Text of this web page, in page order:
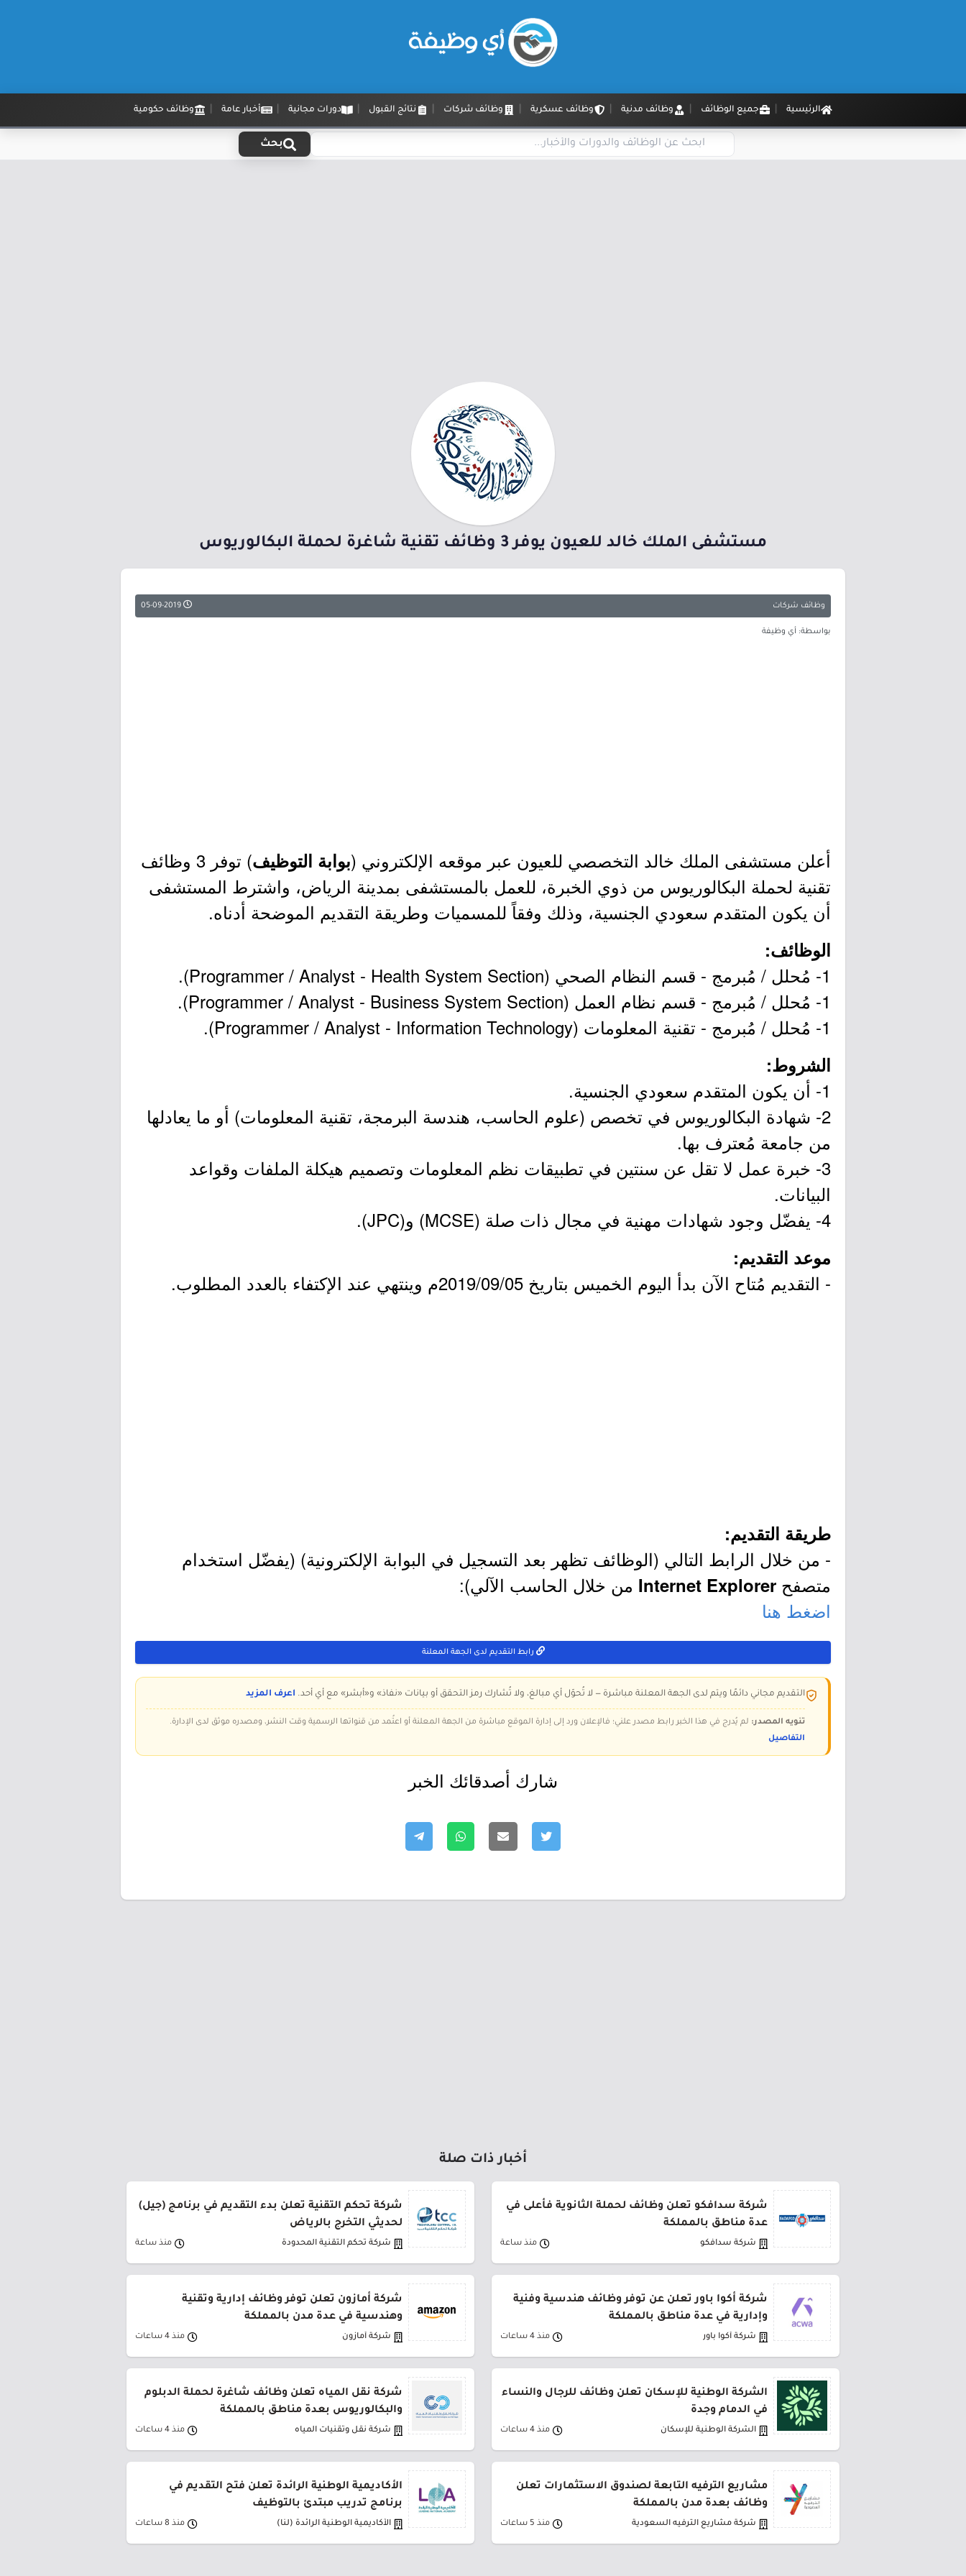
الرئيسية جميع الوظائف وظائف مدنية وظائف عسكرية وظائف شركات نتائج القبول دورات مجانية أخبار عامة وظائف حكومية
بحث
مستشفى الملك خالد للعيون يوفر 3 وظائف تقنية شاغرة لحملة البكالوريوس
وظائف شركات
بواسطة: أي وظيفة
أعلن مستشفى الملك خالد التخصصي للعيون عبر موقعه الإلكتروني (بوابة التوظيف
) توفر 3 وظائف
تقنية لحملة البكالوريوس من ذوي الخبرة، للعمل بالمستشفى بمدينة الرياض، واشترط المستشفى
أن يكون المتقدم سعودي الجنسية، وذلك وفقاً للمسميات وطريقة التقديم الموضحة أدناه.
الوظائف:
1- مُحلل / مُبرمج - قسم النظام الصحي (Programmer / Analyst - Health System Section).
1- مُحلل / مُبرمج - قسم نظام العمل (Programmer / Analyst - Business System Section).
1- مُحلل / مُبرمج - تقنية المعلومات (Programmer / Analyst - Information Technology).
الشروط:
1- أن يكون المتقدم سعودي الجنسية.
2- شهادة البكالوريوس في تخصص (علوم الحاسب، هندسة البرمجة، تقنية المعلومات) أو ما يعادلها
من جامعة مُعترف بها.
3- خبرة عمل لا تقل عن سنتين في تطبيقات نظم المعلومات وتصميم هيكلة الملفات وقواعد
البيانات.
4- يفضّل وجود شهادات مهنية في مجال ذات صلة (MCSE) و(JPC).
موعد التقديم:
- التقديم مُتاح الآن بدأ اليوم الخميس بتاريخ 2019/09/05م وينتهي عند الإكتفاء بالعدد المطلوب.
طريقة التقديم:
- من خلال الرابط التالي (الوظائف تظهر بعد التسجيل في البوابة الإلكترونية) (يفضّل استخدام
متصفح Internet Explorer من خلال الحاسب الآلي):
اضغط هنا
رابط التقديم لدى الجهة المعلنة
التقديم مجاني دائمًا ويتم لدى الجهة المعلنة مباشرة — لا تُحوّل أي مبالغ، ولا تُشارك رمز التحقق أو بيانات «نفاذ» و«أبشر» مع أي أحد. اعرف المزيد
تنويه المصدر: لم يُدرج في هذا الخبر رابط مصدر علني؛ فالإعلان ورد إلى إدارة الموقع مباشرة من الجهة المعلنة أو اعتُمد من قنواتها الرسمية وقت النشر، ومصدره موثق لدى الإدارة.
التفاصيل
شارك أصدقائك الخبر
أخبار ذات صلة
شركة سدافكو تعلن وظائف لحملة الثانوية فأعلى في
عدة مناطق بالمملكة
شركة سدافكو منذ ساعة
شركة تحكم التقنية تعلن بدء التقديم في برنامج (جيل)
لحديثي التخرج بالرياض
شركة تحكم التقنية المحدودة منذ ساعة
شركة أكوا باور تعلن عن توفر وظائف هندسية وفنية
وإدارية في عدة مناطق بالمملكة
شركة أكوا باور منذ 4 ساعات
شركة أمازون تعلن توفر وظائف إدارية وتقنية
وهندسية في عدة مدن بالمملكة
شركة أمازون منذ 4 ساعات
الشركة الوطنية للإسكان تعلن وظائف للرجال والنساء
في الدمام وجدة
الشركة الوطنية للإسكان منذ 4 ساعات
شركة نقل المياه تعلن وظائف شاغرة لحملة الدبلوم
والبكالوريوس بعدة مناطق بالمملكة
شركة نقل وتقنيات المياه منذ 4 ساعات
مشاريع الترفيه التابعة لصندوق الاستثمارات تعلن
وظائف بعدة مدن بالمملكة
شركة مشاريع الترفيه السعودية منذ 5 ساعات
الأكاديمية الوطنية الرائدة تعلن فتح التقديم في
برنامج تدريب مبتدئ بالتوظيف
الأكاديمية الوطنية الرائدة (لنا) منذ 8 ساعات